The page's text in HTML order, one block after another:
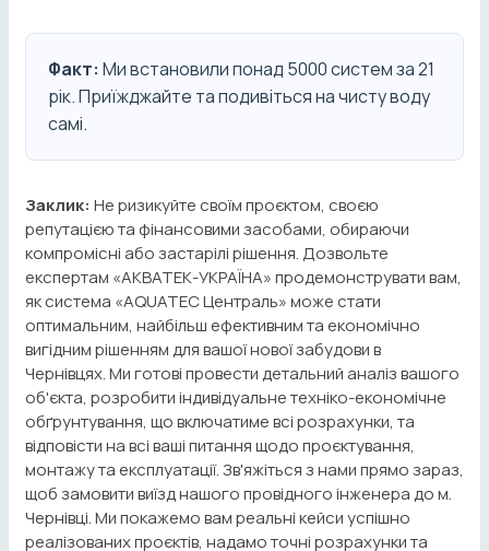
Факт: Ми встановили понад 5000 систем за 21
рік. Приїжджайте та подивіться на чисту воду
самі.
Заклик: Не ризикуйте своїм проєктом, своєю
репутацією та фінансовими засобами, обираючи
компромісні або застарілі рішення. Дозвольте
експертам «АКВАТЕК-УКРАЇНА» продемонструвати вам,
як система «AQUATEC Централь» може стати
оптимальним, найбільш ефективним та економічно
вигідним рішенням для вашої нової забудови в
Чернівцях. Ми готові провести детальний аналіз вашого
об'єкта, розробити індивідуальне техніко-економічне
обґрунтування, що включатиме всі розрахунки, та
відповісти на всі ваші питання щодо проєктування,
монтажу та експлуатації. Зв'яжіться з нами прямо зараз,
щоб замовити виїзд нашого провідного інженера до м.
Чернівці. Ми покажемо вам реальні кейси успішно
реалізованих проєктів, надамо точні розрахунки та